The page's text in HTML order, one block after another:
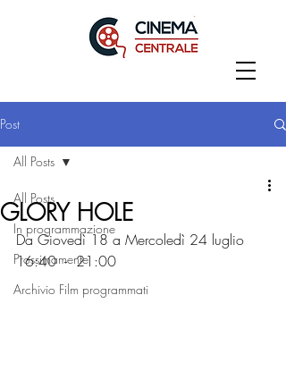
Post
All Posts
In programmazione
Prossimamente
Archivio Film programmati
All Posts
GLORY HOLE
Da Giovedì 18 a Mercoledì 24 luglio
16:40  -  21:00